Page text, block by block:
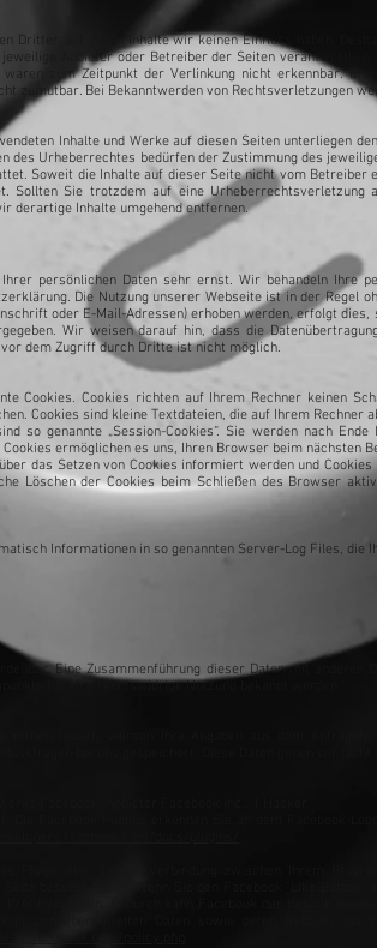
Dritter, auf deren Inhalte wir keinen Einfluss haben.
Anbieter oder Betreiber der Seiten
zum Zeitpunkt der Verlinkung nicht erkennbar.
zumutbar. Bei Bekanntwerden von Rechtsverletzungen
Inhalte und Werke auf diesen Seiten unterliegen
des Urheberrechtes bedürfen der Zustimmung des
Soweit die Inhalte auf dieser Seite nicht vom
Sollten Sie trotzdem auf eine Urheberrechtsverletzung
derartige Inhalte umgehend entfernen.
persönlichen Daten sehr ernst. Wir behandeln Ihre
Die Nutzung unserer Webseite ist in der Regel
oder E-Mail-Adressen) erhoben werden, erfolgt
Wir weisen darauf hin, dass die
vor dem Zugriff durch Dritte ist nicht möglich.
Cookies. Cookies richten auf Ihrem Rechner keinen
Cookies sind kleine Textdateien, die auf Ihrem Rechner
so genannte „Session-Cookies“. Sie werden nach
ermöglichen es uns, Ihren Browser beim nächsten
das Setzen von Cookies informiert werden und
Löschen der Cookies beim Schließen des Browser
Informationen in so genannten Server-Log Files,
Eine Zusammenführung dieser Daten mit
für eine rechtswidrige Nutzung bekannt werden.
lassen, werden Ihre Angaben aus dem
bei uns gespeichert. Diese Daten geben wir
Facebook, Anbieter Facebook Inc., 1 Hacker
Die Facebook-Plugins erkennen Sie an dem Facebook-
Plugin eine direkte Verbindung zwischen Ihrem
besucht haben. Wenn Sie den Facebook "Like-
verlinken. Dadurch kann Facebook den Besuch
der übermittelten Daten sowie deren Nutzung
de.facebook.com/policy.php